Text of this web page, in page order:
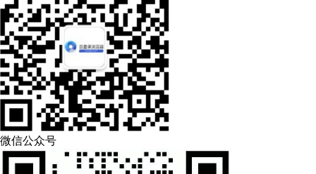
微信公众号